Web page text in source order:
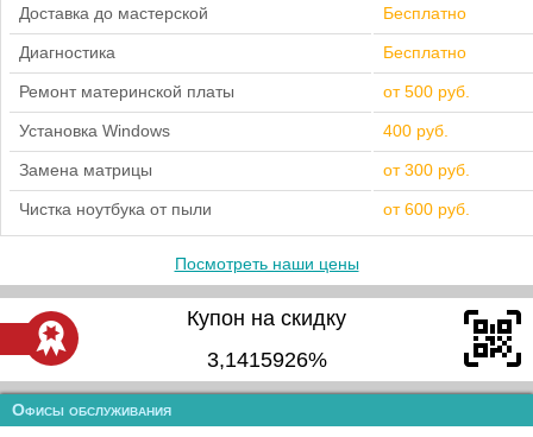
Доставка до мастерской Бесплатно
Диагностика Бесплатно
Ремонт материнской платы от 500 руб.
Установка Windows 400 руб.
Замена матрицы от 300 руб.
Чистка ноутбука от пыли от 600 руб.
Посмотреть наши цены
Купон на скидку
3,1415926%
Офисы обслуживания